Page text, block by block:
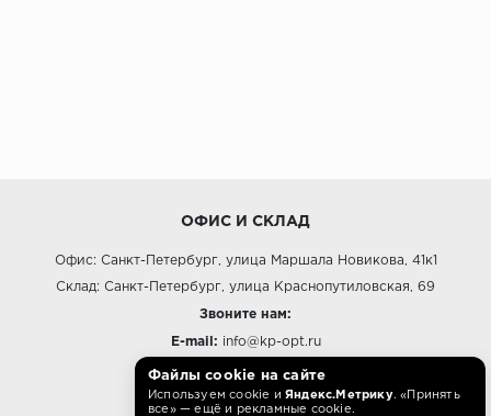
ОФИС И СКЛАД
Офис: Санкт-Петербург, улица Маршала Новикова, 41к1
Склад: Санкт-Петербург, улица Краснопутиловская, 69
Звоните нам:
E-mail: info@kp-opt.ru
Режим работы
10:00 - 18:00 пн-пт.
Файлы cookie на сайте
Используем cookie и Яндекс.Метрику. «Принять
все» — ещё и рекламные cookie.